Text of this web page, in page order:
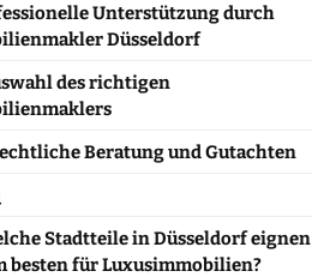
Unterstützung durch
Düsseldorf
des richtigen
Beratung und Gutachten
Stadtteile in Düsseldorf eignen
besten für Luxusimmobilien?